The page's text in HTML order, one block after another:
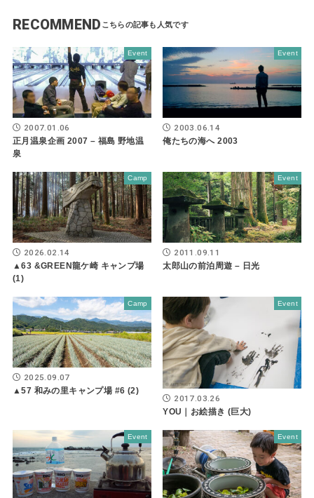
RECOMMEND
Event
2007.01.06
正月温泉企画 2007 – 福島 野地温
泉
Event
2003.06.14
俺たちの海へ 2003
Camp
2026.02.14
▲63 &GREEN龍ケ崎 キャンプ場
(1)
Event
2011.09.11
太郎山の前泊周遊 – 日光
Camp
2025.09.07
▲57 和みの里キャンプ場 #6 (2)
Event
2017.03.26
YOU｜お絵描き (巨大)
Event Event